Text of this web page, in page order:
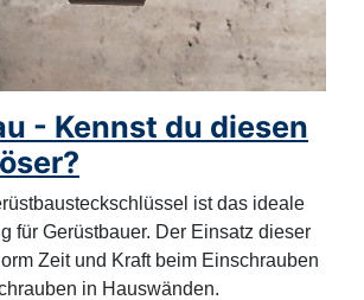
- Kennst du diesen
ist das ideale
für Gerüstbauer. Der Einsatz dieser
Zeit und Kraft beim Einschrauben
in Hauswänden.